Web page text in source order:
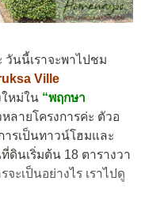
วันนี้เราจะพาไปชม
Ville
ใหม่ใน “พฤกษา
ลายโครงการค่ะ ตัวอ
ารเป็นทาวน์โฮมและ
นเริ่มต้น 18 ตารางวา
จะเป็นอย่างไร เราไปดู